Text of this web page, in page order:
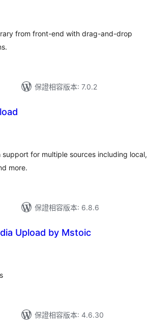
from front-end with drag-and-drop
保證相容版本: 7.0.2
for multiple sources including local,
more.
保證相容版本: 6.8.6
Upload by Mstoic
保證相容版本: 4.6.30